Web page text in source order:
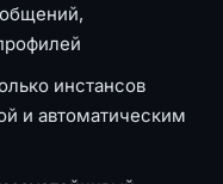
инстансов
и автоматическим